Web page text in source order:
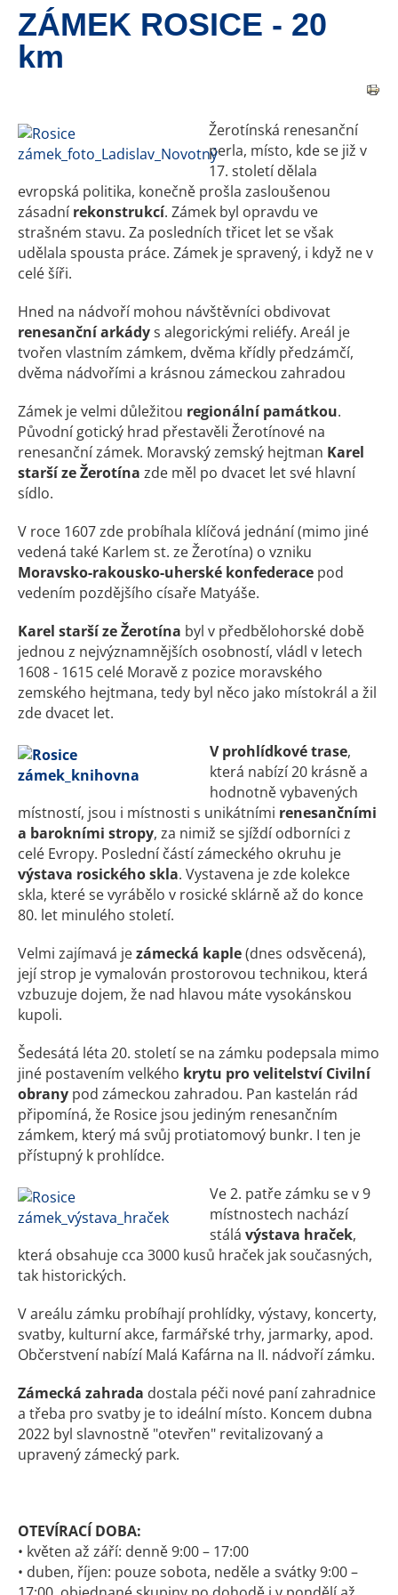
ZÁMEK ROSICE - 20
km
Žerotínská renesanční
perla, místo, kde se již v
17. století dělala
evropská politika, konečně prošla zasloušenou
zásadnírekonstrukcí. Zámek byl opravdu ve
strašném stavu. Za posledních třicet let se však
udělala spousta práce. Zámek je spravený, i když ne v
celé šíři.
Hned na nádvoří mohou návštěvníci obdivovat
renesanční arkádys alegorickými reliéfy. Areál je
tvořen vlastním zámkem, dvěma křídly předzámčí,
dvěma nádvořími a krásnou zámeckou zahradou
Zámek je velmi důležitou regionální památkou.
Původní gotický hrad přestavěli Žerotínové na
renesanční zámek. Moravský zemský hejtman Karel
starší ze Žerotína zde měl po dvacet let své hlavní
sídlo.
V roce 1607 zde probíhala klíčová jednání (mimo jiné
vedená také Karlem st. ze Žerotína) o vzniku
Moravsko-rakousko-uherské konfederace pod
vedením pozdějšího císaře Matyáše.
Karel starší ze Žerotína byl v předbělohorské době
jednou z nejvýznamnějších osobností, vládl v letech
1608 - 1615 celé Moravě z pozice moravského
zemského hejtmana, tedy byl něco jako místokrál a žil
zde dvacet let.
V prohlídkové trase,
která nabízí 20 krásně a
hodnotně vybavených
místností, jsou i místnosti s unikátními renesančními
a barokními stropy, za nimiž se sjíždí odborníci z
celé Evropy. Poslední částí zámeckého okruhu je
výstava rosického skla. Vystavena je zde kolekce
skla, které se vyrábělo v rosické sklárně až do konce
80. let minulého století.
Velmi zajímavá jezámecká kaple(dnes odsvěcená),
její strop je vymalován prostorovou technikou, která
vzbuzuje dojem, že nad hlavou máte vysokánskou
kupoli.
Šedesátá léta 20. století se na zámku podepsala mimo
jiné postavením velkého krytu pro velitelství Civilní
obrany pod zámeckou zahradou. Pan kastelán rád
připomíná, že Rosice jsou jediným renesančním
zámkem, který má svůj protiatomový bunkr. I ten je
přístupný k prohlídce.
Ve 2. patře zámku se v 9
místnostech nachází
stálá výstava hraček,
která obsahuje cca 3000 kusů hraček jak současných,
tak historických.
V areálu zámku probíhají prohlídky, výstavy, koncerty,
svatby, kulturní akce, farmářské trhy, jarmarky, apod.
Občerstvení nabízí Malá Kafárna na II. nádvoří zámku.
Zámecká zahrada dostala péči nové paní zahradnice
a třeba pro svatby je to ideální místo. Koncem dubna
2022 byl slavnostně "otevřen" revitalizovaný a
upravený zámecký park.
OTEVÍRACÍ DOBA:
• květen až září: denně 9:00 – 17:00
• duben, říjen: pouze sobota, neděle a svátky 9:00 –